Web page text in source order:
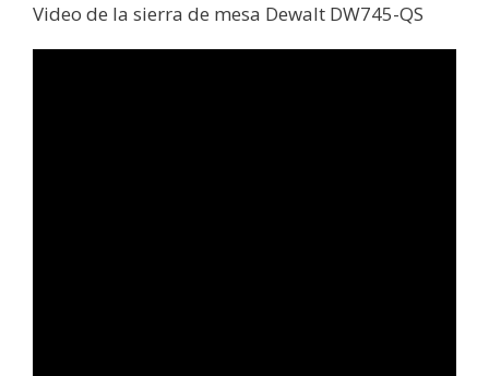
Video de la sierra de mesa Dewalt DW745-QS